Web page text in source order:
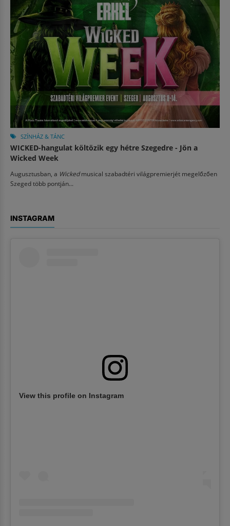
SZÍNHÁZ & TÁNC
WICKED-hangulat költözik egy hétre Szegedre - Jön a
Wicked Week
Augusztusban, a Wickedmusical szabadtéri világpremierjét megelőzően
Szeged több pontján...
INSTAGRAM
View this profile on Instagram